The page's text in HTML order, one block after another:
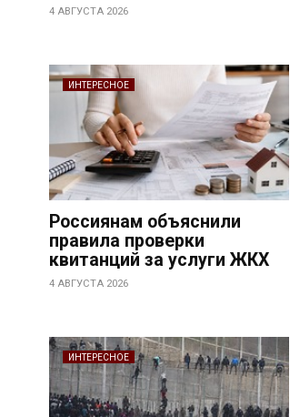
4 АВГУСТА 2026
ИНТЕРЕСНОЕ
Россиянам объяснили
правила проверки
квитанций за услуги ЖКХ
4 АВГУСТА 2026
ИНТЕРЕСНОЕ